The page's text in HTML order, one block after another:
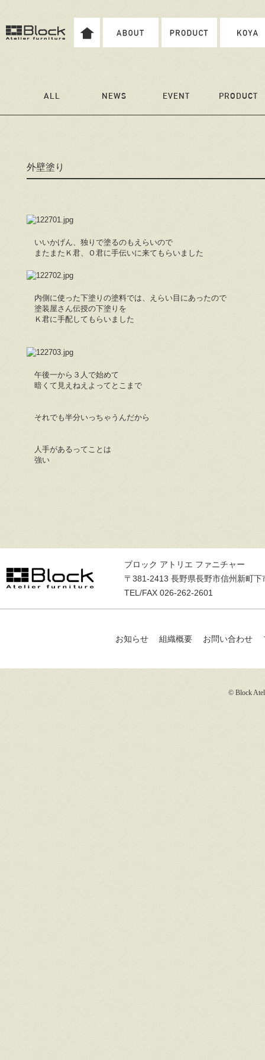
ALL NEWS EVENT PRODUCT
外壁塗り
いいかげん、独りで塗るのもえらいので
またまたＫ君、Ｏ君に手伝いに来てもらいました
内側に使った下塗りの塗料では、えらい目にあったので
塗装屋さん伝授の下塗りを
Ｋ君に手配してもらいました
午後一から３人で始めて
暗くて見えねえよってとこまで
それでも半分いっちゃうんだから
人手があるってことは
強い
ブロック アトリエ ファニチャー
〒381-2413 長野県長野市信州新町下
TEL/FAX 026-262-2601
お知らせ 組織概要 お問い合わせ
© Block